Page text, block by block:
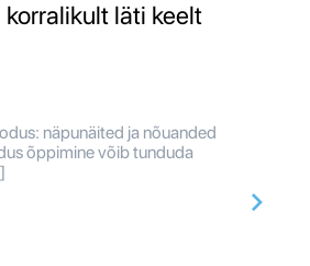
läti keelt
näpunäited ja nõuanded
õppimine võib tunduda